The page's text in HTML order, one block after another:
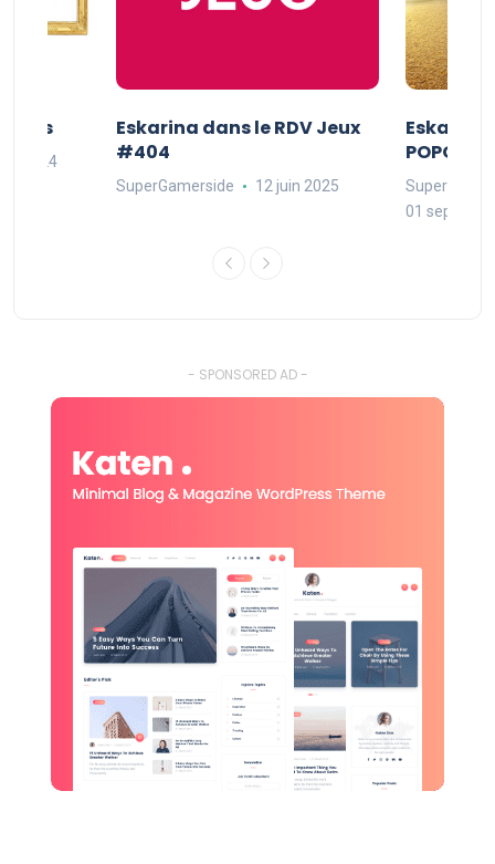
2024
Eskarina dans le RDV Jeux
#404
SuperGamerside 12 juin 2025
Eskarina
01
- SPONSORED AD -